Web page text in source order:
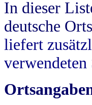
In dieser
deutsche
liefert